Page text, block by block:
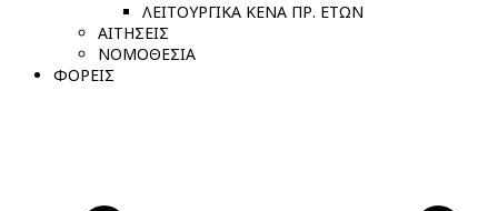
ΛΕΙΤΟΥΡΓΙΚΑ ΚΕΝΑ ΠΡ. ΕΤΩΝ
ΑΙΤΗΣΕΙΣ
ΝΟΜΟΘΕΣΙΑ
ΦΟΡΕΙΣ